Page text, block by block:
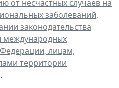
от несчастных случаев на
заболеваний,
законодательства
международных
лицам,
территории